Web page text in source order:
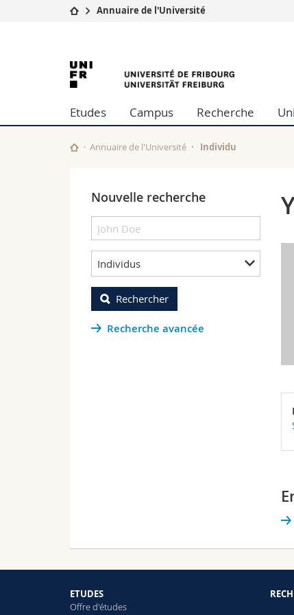
Etudes
Campus
Université
Formation continue
Annuaire de l'Université
University
of
Fribourg
Etudes Campus Recherche
Annuaire de l'Université Individu
Nouvelle recherche
Individus
Rechercher
Recherche avancée
ETUDES
Offre d'études